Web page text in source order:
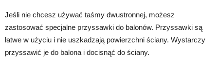
Jeśli nie chcesz używać taśmy dwustronnej, możesz
zastosować specjalne przyssawki do balonów. Przyssawki są
łatwe w użyciu i nie uszkadzają powierzchni ściany. Wystarczy
przyssawić je do balona i docisnąć do ściany.